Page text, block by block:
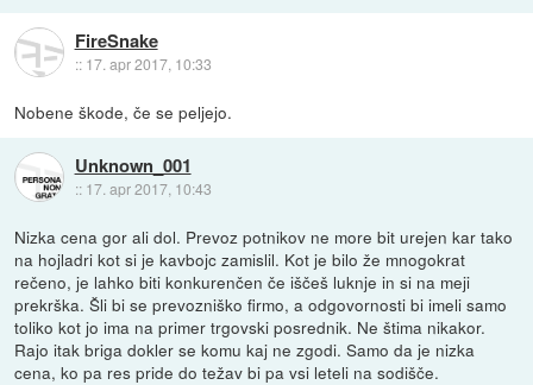
FireSnake
:: 17. apr 2017, 10:33
Nobene škode, če se peljejo.
Unknown_001
:: 17. apr 2017, 10:43
Nizka cena gor ali dol. Prevoz potnikov ne more bit urejen kar tako
na hojladri kot si je kavbojc zamislil. Kot je bilo že mnogokrat
rečeno, je lahko biti konkurenčen če iščeš luknje in si na meji
prekrška. Šli bi se prevozniško firmo, a odgovornosti bi imeli samo
toliko kot jo ima na primer trgovski posrednik. Ne štima nikakor.
Rajo itak briga dokler se komu kaj ne zgodi. Samo da je nizka
cena, ko pa res pride do težav bi pa vsi leteli na sodišče.